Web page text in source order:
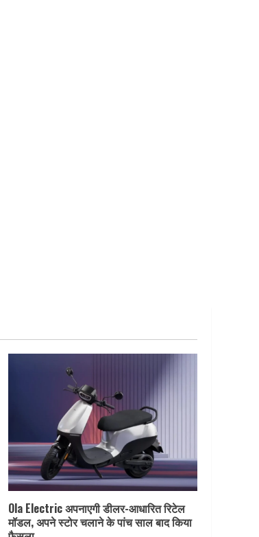
Ola Electric अपनाएगी डीलर-आधारित रिटेल
मॉडल, अपने स्टोर चलाने के पांच साल बाद किया